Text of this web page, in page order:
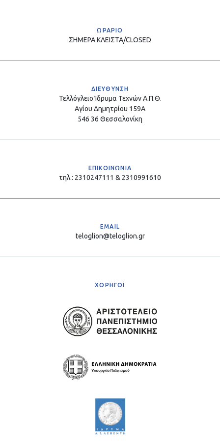
ΩΡΑΡΙΟ
ΣΗΜΕΡΑΚΛΕΙΣΤΑ/CLOSED
ΔΙΕΥΘΥΝΣΗ
Τελλόγλειο Ίδρυμα Τεχνών Α.Π.Θ.
Αγίου Δημητρίου 159Α
546 36 Θεσσαλονίκη
ΕΠΙΚΟΙΝΩΝΙΑ
τηλ.: 2310247111 & 2310991610
EMAIL
teloglion@teloglion.gr
ΧΟΡΗΓΟΙ